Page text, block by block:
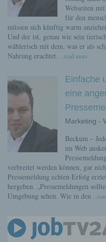
Webseiten
für den
müssen sich künftig warm
Und der ist, genau wie sein
wählerisch mit dem, was er als
Nahrung erachtet. ...read more
Einfache
eine
Marketing -
Beckum –
im Web
verbreitet werden können, gar
Pressemeldung echten Erfolg
hergeben. „Pressemeldungen
Umgebung sehen. Wie in den